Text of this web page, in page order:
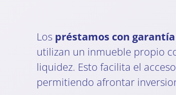
Los préstamos con
utilizan un inmueble propio
liquidez. Esto facilita el
permitiendo afrontar